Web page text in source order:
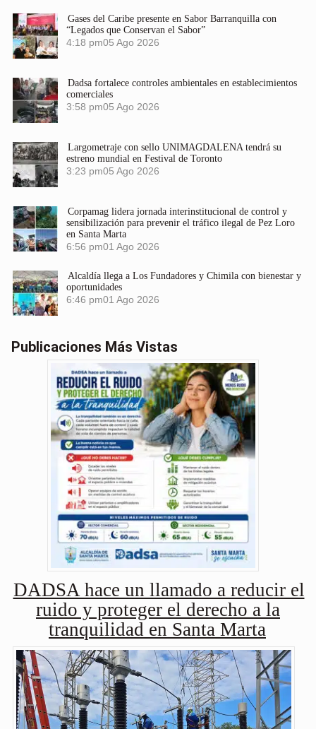
Gases del Caribe presente en Sabor Barranquilla con
“Legados que Conservan el Sabor”
4:18 pm05 Ago 2026
Dadsa fortalece controles ambientales en establecimientos
comerciales
3:58 pm05 Ago 2026
Largometraje con sello UNIMAGDALENA tendrá su
estreno mundial en Festival de Toronto
3:23 pm05 Ago 2026
Corpamag lidera jornada interinstitucional de control y
sensibilización para prevenir el tráfico ilegal de Pez Loro
en Santa Marta
6:56 pm01 Ago 2026
Alcaldía llega a Los Fundadores y Chimila con bienestar y
oportunidades
6:46 pm01 Ago 2026
Publicaciones Más Vistas
DADSA hace un llamado a reducir el
ruido y proteger el derecho a la
tranquilidad en Santa Marta